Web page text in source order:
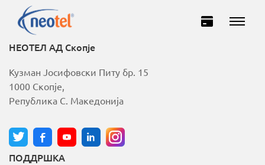
Домашни
НЕОТЕЛ АД Скопје
Кузман Јосифовски Питу бр. 15
1000 Скопје,
Република С. Македонија
ПОДДРШКА